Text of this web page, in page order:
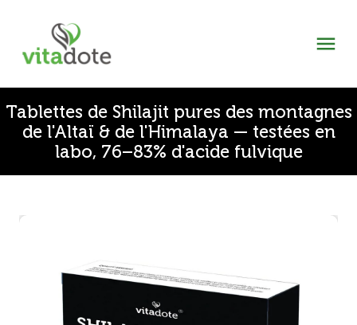
Tablettes de Shilajit pures des montagnes
de l'Altaï & de l'Himalaya — testées en
labo, 76–83% d'acide fulvique